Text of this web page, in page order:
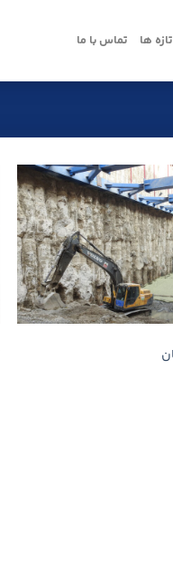
تازه ها تماس با ما